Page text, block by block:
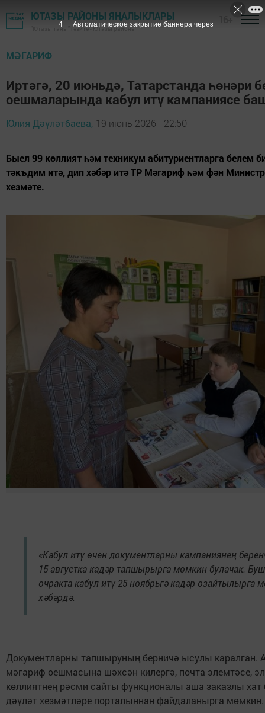
ЮТАЗЫ РАЙОНЫ ЯҢАЛЫКЛАРЫ
"Ютазы таңы" гәзите - Ютазы районы
МӘГАРИФ
Иртәгә, 20 июньдә, Татарстанда һөнәри
оешмаларында кабул итү кампаниясе
Юлия Дәүләтбаева, 19 июнь 2026 - 22:50
Быел 99 көллият һәм техникум абитуриентларга белем
тәкъдим итә, дип хәбәр итә ТР Мәгариф һәм фән
хезмәте.
«Кабул итү өчен документларны кампаниянең
15 августка кадәр тапшырырга мөмкин булачак.
очракта кабул итү 25 ноябрьгә кадәр озайтылырга
хәбәрдә.
Документларны тапшыруның берничә ысулы каралган.
мәгариф оешмасына шәхсән килергә, почта элемтәсе,
көллиятнең рәсми сайты функционалы аша заказлы хат
дәүләт хезмәтләре порталыннан файдаланырга мөмкин.
3 Автоматическое закрытие баннера через